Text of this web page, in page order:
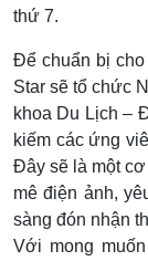
thứ 7.
Để chuẩn bị cho
Star sẽ tổ chức
khoa Du Lịch –
kiếm các ứng
Đây sẽ là một
mê điện ảnh,
sàng đón nhận
Với mong